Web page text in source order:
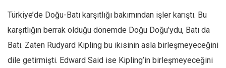
Sosyal Medya
Twitter
Türkiye’de Doğu-Batı karşıtlığı bakımından işler karıştı. Bu
karşıtlığın berrak olduğu dönemde Doğu Doğu’ydu, Batı da
Batı. Zaten Rudyard Kipling bu ikisinin asla birleşmeyeceğini
dile getirmişti. Edward Said ise Kipling’in birleşmeyeceğini